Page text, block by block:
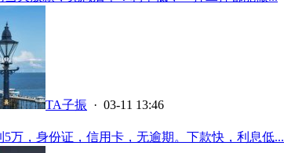
TA子振 · 03-11 13:46
万，身份证，信用卡，无逾期。下款快，利息低...